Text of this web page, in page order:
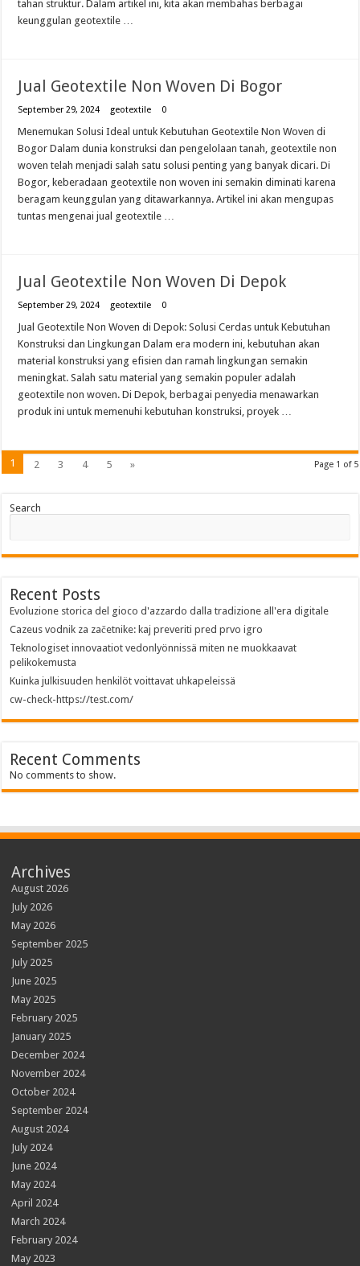
tahan struktur. Dalam artikel ini, kita akan membahas berbagai
keunggulan geotextile …
Jual Geotextile Non Woven Di Bogor
September 29, 2024 geotextile 0
Menemukan Solusi Ideal untuk Kebutuhan Geotextile Non Woven di
Bogor Dalam dunia konstruksi dan pengelolaan tanah, geotextile non
woven telah menjadi salah satu solusi penting yang banyak dicari. Di
Bogor, keberadaan geotextile non woven ini semakin diminati karena
beragam keunggulan yang ditawarkannya. Artikel ini akan mengupas
tuntas mengenai jual geotextile …
Jual Geotextile Non Woven Di Depok
September 29, 2024 geotextile 0
Jual Geotextile Non Woven di Depok: Solusi Cerdas untuk Kebutuhan
Konstruksi dan Lingkungan Dalam era modern ini, kebutuhan akan
material konstruksi yang efisien dan ramah lingkungan semakin
meningkat. Salah satu material yang semakin populer adalah
geotextile non woven. Di Depok, berbagai penyedia menawarkan
produk ini untuk memenuhi kebutuhan konstruksi, proyek …
Page 1 of 5
1 2 3 4 5 »
Search
Recent Posts
Evoluzione storica del gioco d'azzardo dalla tradizione all'era digitale
Cazeus vodnik za začetnike: kaj preveriti pred prvo igro
Teknologiset innovaatiot vedonlyönnissä miten ne muokkaavat
pelikokemusta
Kuinka julkisuuden henkilöt voittavat uhkapeleissä
cw-check-https://test.com/
Recent Comments
No comments to show.
Archives
August 2026
July 2026
May 2026
September 2025
July 2025
June 2025
May 2025
February 2025
January 2025
December 2024
November 2024
October 2024
September 2024
August 2024
July 2024
June 2024
May 2024
April 2024
March 2024
February 2024
May 2023